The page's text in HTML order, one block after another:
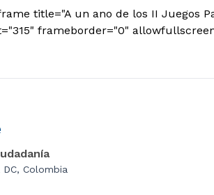
title="A un ano de los II Juegos
frameborder="0"
Colombia